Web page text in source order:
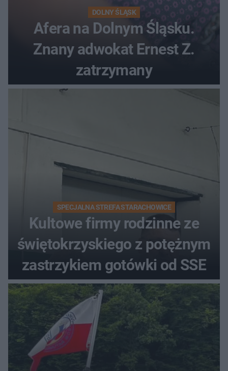
DOLNY ŚLĄSK
Afera na Dolnym Śląsku.
Znany adwokat Ernest Z.
zatrzymany
SPECJALNA STREFA STARACHOWICE
Kultowe firmy rodzinne ze
świętokrzyskiego z potężnym
zastrzykiem gotówki od SSE